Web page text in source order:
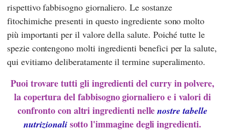
rispettivo fabbisogno giornaliero. Le sostanze
fitochimiche presenti in questo ingrediente sono molto
più importanti per il valore della salute. Poiché tutte le
spezie contengono molti ingredienti benefici per la salute,
qui evitiamo deliberatamente il termine superalimento.
Puoi trovare tutti gli ingredienti del curry in polvere,
la copertura del fabbisogno giornaliero e i valori di
confronto con altri ingredienti nellenostre tabelle
nutrizionalisotto l'immagine degli ingredienti.